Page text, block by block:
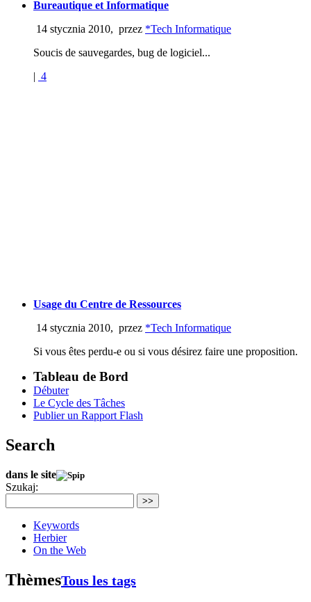
Bureautique et Informatique
14 stycznia 2010, przez *Tech Informatique
Soucis de sauvegardes, bug de logiciel...
| 4
Usage du Centre de Ressources
14 stycznia 2010, przez *Tech Informatique
Si vous êtes perdu-e ou si vous désirez faire une proposition.
Tableau de Bord
Débuter
Le Cycle des Tâches
Publier un Rapport Flash
Search
dans le site
Szukaj:
>>
Keywords
Herbier
On the Web
ThèmesTous les tags